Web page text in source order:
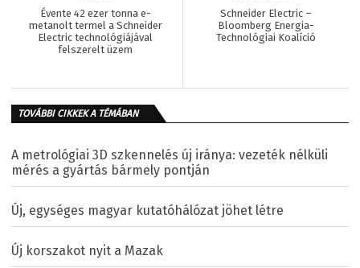
Évente 42 ezer tonna e-
metanolt termel a Schneider
Electric technológiájával
felszerelt üzem
Schneider Electric –
Bloomberg Energia-
Technológiai Koalíció
TOVÁBBI CIKKEK A TÉMÁBAN
A metrológiai 3D szkennelés új iránya: vezeték nélküli
mérés a gyártás bármely pontján
Új, egységes magyar kutatóhálózat jöhet létre
Új korszakot nyit a Mazak